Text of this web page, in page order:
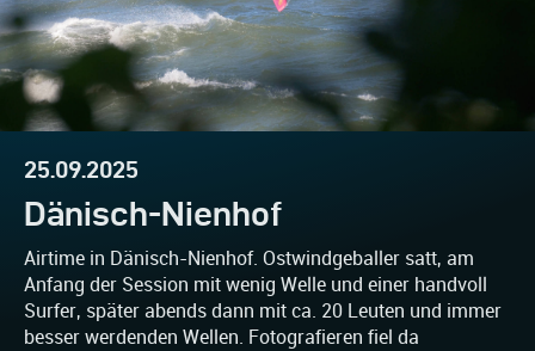
25.09.2025
Dänisch-Nienhof
Airtime in Dänisch-Nienhof. Ostwindgeballer satt, am
Anfang der Session mit wenig Welle und einer handvoll
Surfer, später abends dann mit ca. 20 Leuten und immer
besser werdenden Wellen. Fotografieren fiel da